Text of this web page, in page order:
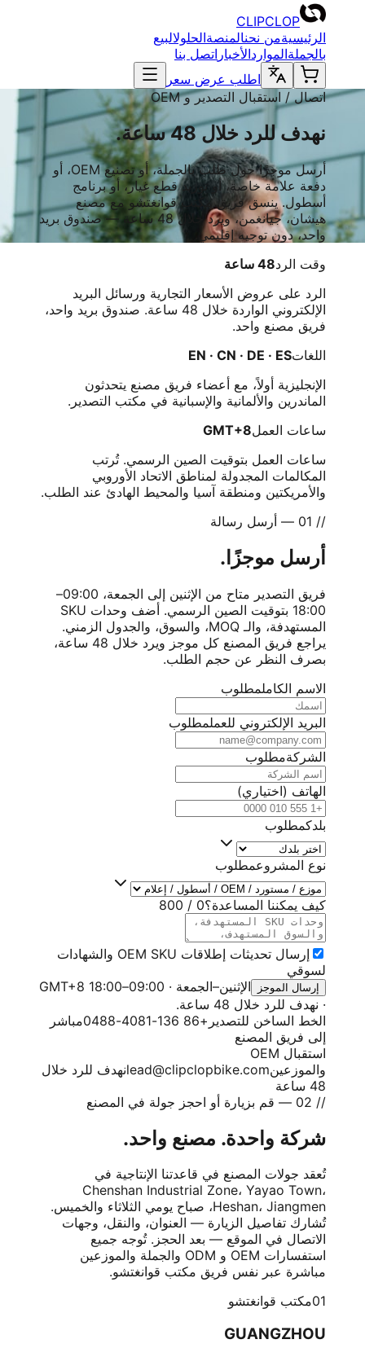
CLIPCLOP
الرئيسيةمن نحنالمنصةالحلولالبيع
بالجملةالمواردالأخبار اتصل بنا
اطلب عرض سعر
اتصال / استقبال التصدير و OEM
نهدف للرد خلال 48 ساعة.
أرسل موجزًا حول طلب بالجملة، أو تصنيع OEM، أو
دفعة علامة خاصة، أو توريد قطع غيار، أو برنامج
أسطول. ينسق فريق مكتب قوانغتشو مع مصنع
هيشان، جيانغمن، ويرد خلال 48 ساعة — صندوق بريد
واحد، دون توجيه إقليمي.
وقت الرد48 ساعة
الرد على عروض الأسعار التجارية ورسائل البريد
الإلكتروني الواردة خلال 48 ساعة. صندوق بريد واحد،
فريق مصنع واحد.
اللغاتEN · CN · DE · ES
الإنجليزية أولاً، مع أعضاء فريق مصنع يتحدثون
الماندرين والألمانية والإسبانية في مكتب التصدير.
ساعات العملGMT+8
ساعات العمل بتوقيت الصين الرسمي. تُرتب
المكالمات المجدولة لمناطق الاتحاد الأوروبي
والأمريكتين ومنطقة آسيا والمحيط الهادئ عند الطلب.
// 01 — أرسل رسالة
أرسل موجزًا.
فريق التصدير متاح من الإثنين إلى الجمعة، 09:00–
18:00 بتوقيت الصين الرسمي. أضف وحدات SKU
المستهدفة، والـ MOQ، والسوق، والجدول الزمني.
يراجع فريق المصنع كل موجز ويرد خلال 48 ساعة،
بصرف النظر عن حجم الطلب.
الاسم الكاملمطلوب
البريد الإلكتروني للعملمطلوب
الشركةمطلوب
الهاتف (اختياري)
بلدكمطلوب
نوع المشروعمطلوب
كيف يمكننا المساعدة؟0
/
800
إرسال تحديثات إطلاقات OEM SKU والشهادات
لسوقي
إرسال الموجز
الإثنين–الجمعة · 09:00–18:00 GMT+8
· نهدف للرد خلال 48 ساعة.
الخط الساخن للتصدير +86 136-4081-0488
مباشر
إلى فريق المصنع
استقبال OEM
والموزعينlead@clipclopbike.comنهدف للرد خلال
48 ساعة
// 02 — قم بزيارة أو احجز جولة في المصنع
شركة واحدة. مصنع واحد.
تُعقد جولات المصنع في قاعدتنا الإنتاجية في
Chenshan Industrial Zone، Yayao Town،
Heshan، Jiangmen، صباح يومي الثلاثاء والخميس.
تُشارك تفاصيل الزيارة — العنوان، والنقل، وجهات
الاتصال في الموقع — بعد الحجز. تُوجه جميع
استفسارات OEM و ODM والجملة والموزعين
مباشرة عبر نفس فريق مكتب قوانغتشو.
01مكتب قوانغتشو
GUANGZHOU